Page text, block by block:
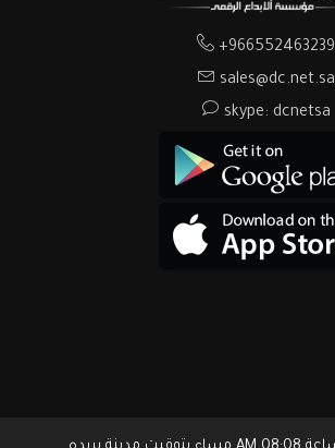
+966552463239
sales@dc.net.sa
skype: dcnetsa